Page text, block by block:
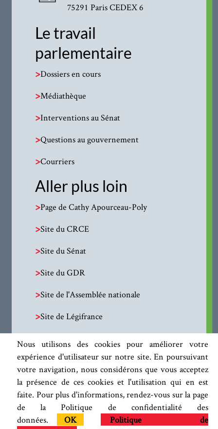
Nous utilisons des cookies pour améliorer votre
expérience d'utilisateur sur notre site. En poursuivant
votre navigation, nous considérons que vous acceptez
la présence de ces cookies et l'utilisation qui en est
faite. Pour plus d'informations, rendez-vous sur la page
de la Politique de confidentialité des
données.
OK
Politique de
75291 Paris CEDEX 6
Le travail
parlementaire
>Dossiers en cours
>Médiathèque
>Interventions au Sénat
>Questions au gouvernement
>Courriers
Aller plus loin
>Page de Cathy Apourceau-Poly
>Site du CRCE
>Site du Sénat
>Site du GDR
>Site de l'Assemblée nationale
>Site de Légifrance